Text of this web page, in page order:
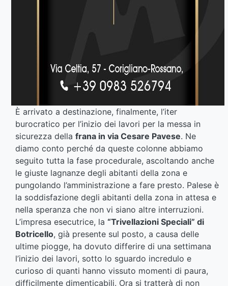
È arrivato a destinazione, finalmente, l’iter
burocratico per l’inizio dei lavori per la messa in
sicurezza della frana in via Cesare Pavese. Ne
diamo conto perché da queste colonne abbiamo
seguito tutta la fase procedurale, ascoltando anche
le giuste lagnanze degli abitanti della zona e
pungolando l’amministrazione a fare presto. Palese è
la soddisfazione degli abitanti della zona in attesa e
nella speranza che non vi siano altre interruzioni.
L’impresa esecutrice, la “Trivellazioni Speciali” di
Botricello, già presente sul posto, a causa delle
ultime piogge, ha dovuto differire di una settimana
l’inizio dei lavori, sotto lo sguardo incredulo e
curioso di quanti hanno vissuto momenti di paura,
difficilmente dimenticabili. Ora si tratterà di non